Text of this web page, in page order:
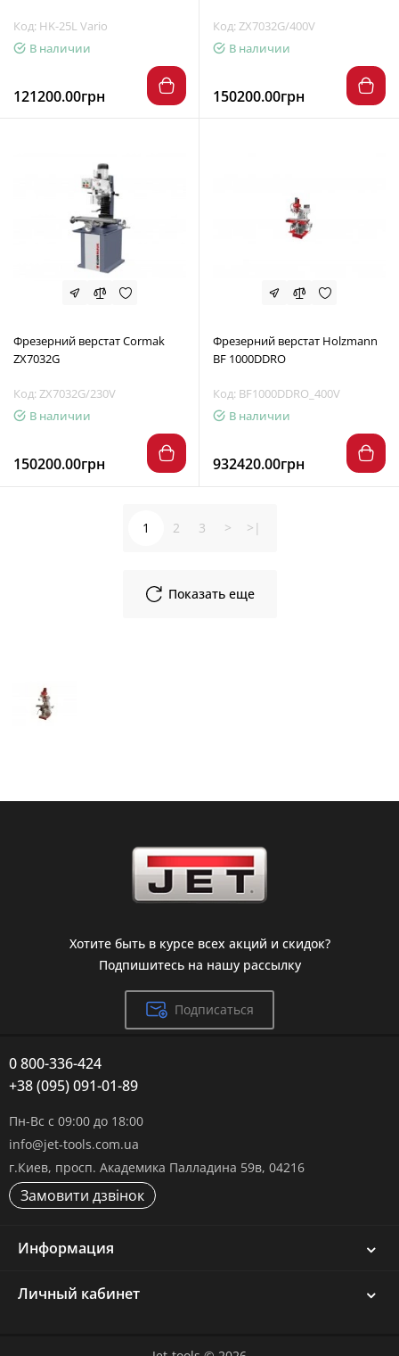
Код: HK-25L Vario
В наличии
121200.00грн
Код: ZX7032G/400V
В наличии
150200.00грн
Фрезерний верстат Cormak
ZX7032G
Код: ZX7032G/230V
В наличии
150200.00грн
Фрезерний верстат Holzmann
BF 1000DDRO
Код: BF1000DDRO_400V
В наличии
932420.00грн
Показать еще
1 2 3 > >|
Хотите быть в курсе всех акций и скидок?
Подпишитесь на нашу рассылку
Подписаться
0 800-336-424
+38 (095) 091-01-89
Пн-Вс с 09:00 до 18:00
info@jet-tools.com.ua
г.Киев, просп. Академика Палладина 59в, 04216
Замовити дзвінок
Информация
Личный кабинет